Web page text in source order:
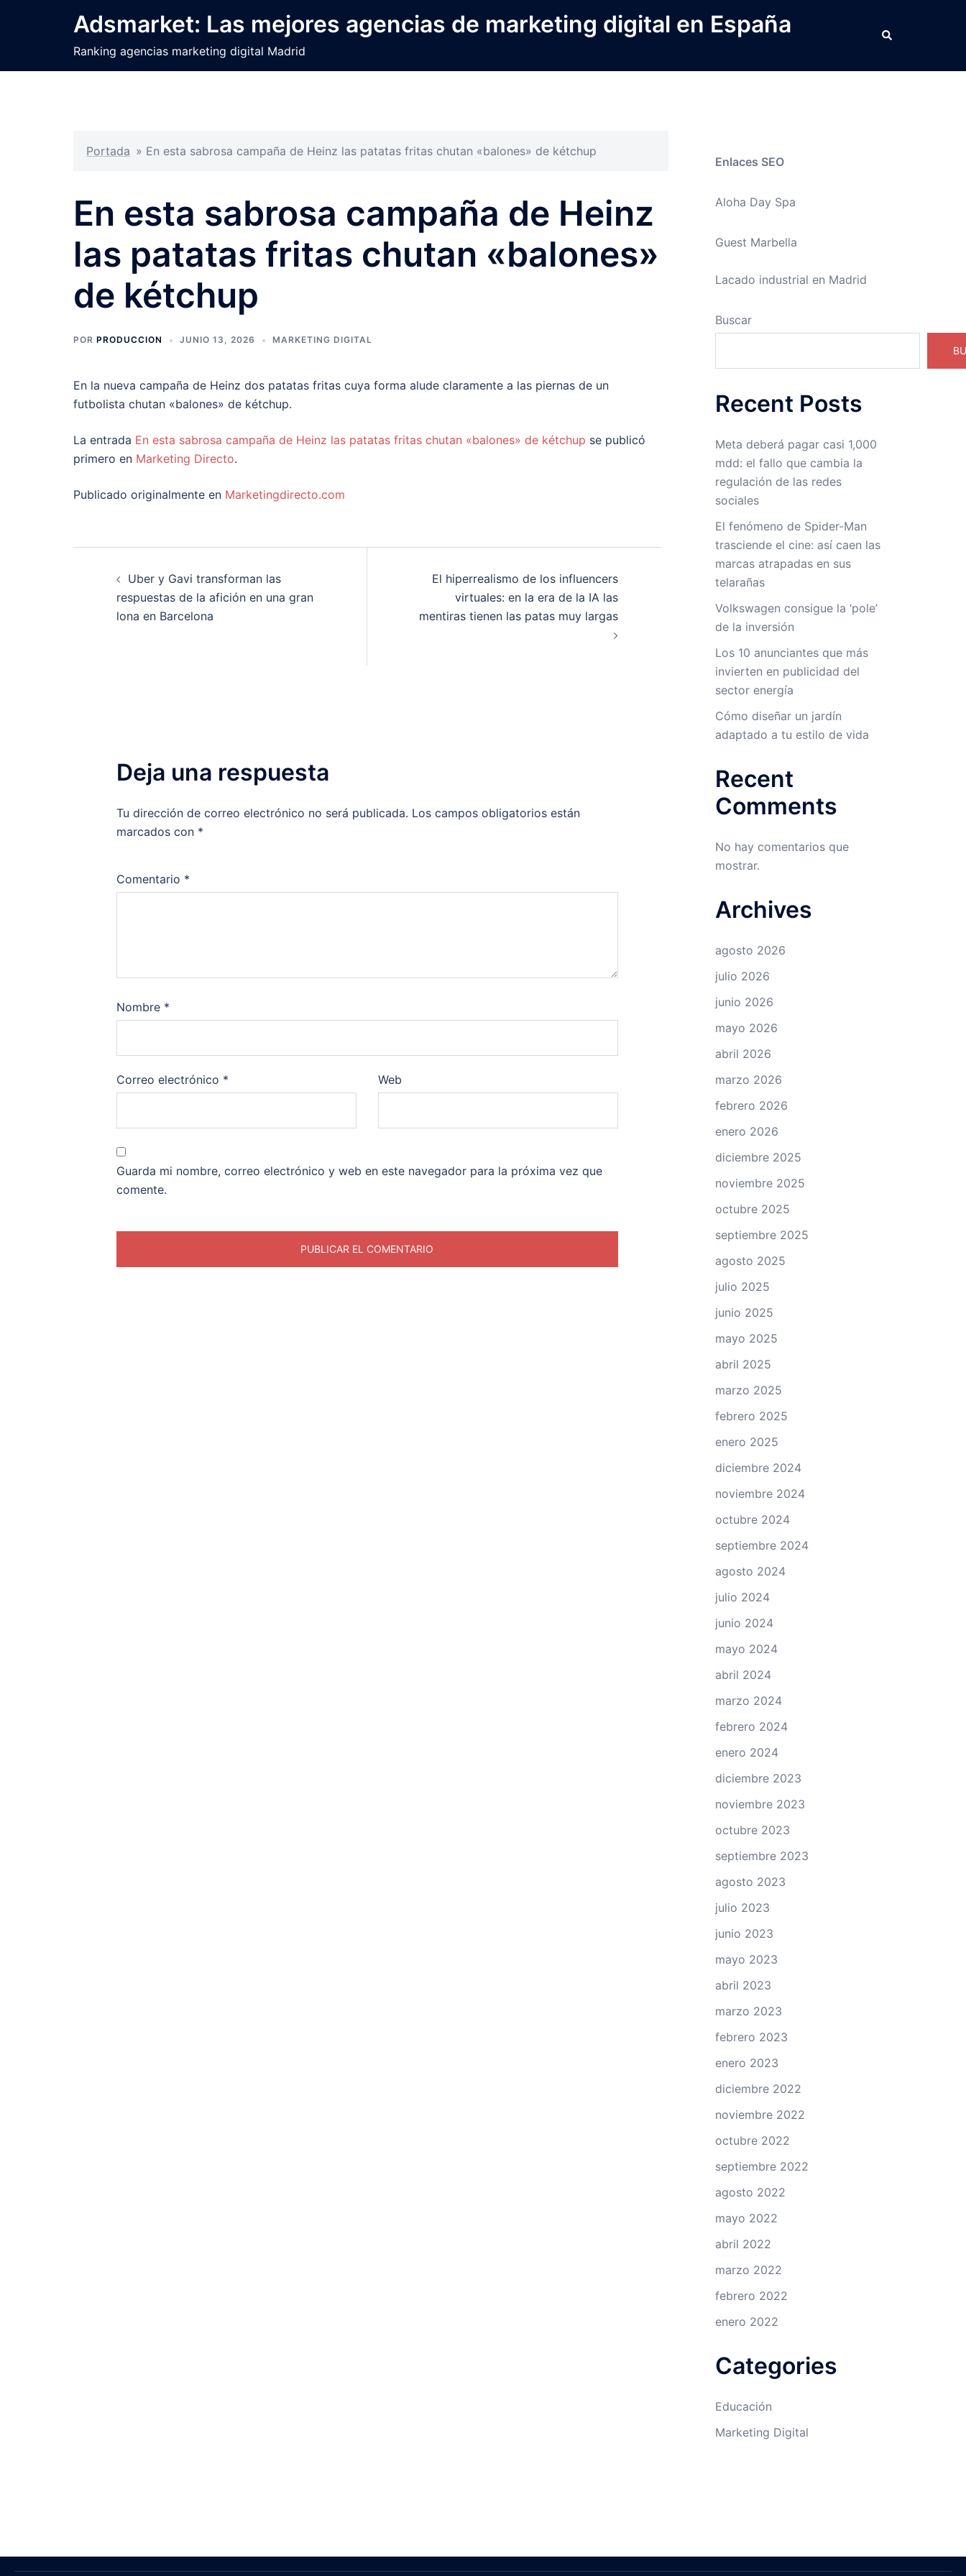
Adsmarket: Las mejores agencias de marketing digital en España
Ranking agencias marketing digital Madrid
Buscar
Portada » En esta sabrosa campaña de Heinz las patatas fritas chutan «balones» de kétchup
En esta sabrosa campaña de Heinz
las patatas fritas chutan «balones»
de kétchup
POR PRODUCCION JUNIO 13, 2026 MARKETING DIGITAL
En la nueva campaña de Heinz dos patatas fritas cuya forma alude claramente a las piernas de un
futbolista chutan «balones» de kétchup.
La entrada En esta sabrosa campaña de Heinz las patatas fritas chutan «balones» de kétchup se publicó
primero en Marketing Directo.
Publicado originalmente en Marketingdirecto.com
entradas
Uber y Gavi transforman las
respuestas de la afición en una gran
lona en Barcelona
El hiperrealismo de los influencers
virtuales: en la era de la IA las
mentiras tienen las patas muy largas
Deja una respuesta
Tu dirección de correo electrónico no será publicada. Los campos obligatorios están
marcados con *
Comentario *
Nombre *
Correo electrónico * Web
Guarda mi nombre, correo electrónico y web en este navegador para la próxima vez que
comente.
Enlaces SEO
Aloha Day Spa
Guest Marbella
Lacado industrial en Madrid
Buscar
Recent Posts
Meta deberá pagar casi 1,000
mdd: el fallo que cambia la
regulación de las redes
sociales
El fenómeno de Spider-Man
trasciende el cine: así caen las
marcas atrapadas en sus
telarañas
Volkswagen consigue la ‘pole’
de la inversión
Los 10 anunciantes que más
invierten en publicidad del
sector energía
Cómo diseñar un jardín
adaptado a tu estilo de vida
Recent
Comments
No hay comentarios que
mostrar.
Archives
agosto 2026
julio 2026
junio 2026
mayo 2026
abril 2026
marzo 2026
febrero 2026
enero 2026
diciembre 2025
noviembre 2025
octubre 2025
septiembre 2025
agosto 2025
julio 2025
junio 2025
mayo 2025
abril 2025
marzo 2025
febrero 2025
enero 2025
diciembre 2024
noviembre 2024
octubre 2024
septiembre 2024
agosto 2024
julio 2024
junio 2024
mayo 2024
abril 2024
marzo 2024
febrero 2024
enero 2024
diciembre 2023
noviembre 2023
octubre 2023
septiembre 2023
agosto 2023
julio 2023
junio 2023
mayo 2023
abril 2023
marzo 2023
febrero 2023
enero 2023
diciembre 2022
noviembre 2022
octubre 2022
septiembre 2022
agosto 2022
mayo 2022
abril 2022
marzo 2022
febrero 2022
enero 2022
Categories
Educación
Marketing Digital